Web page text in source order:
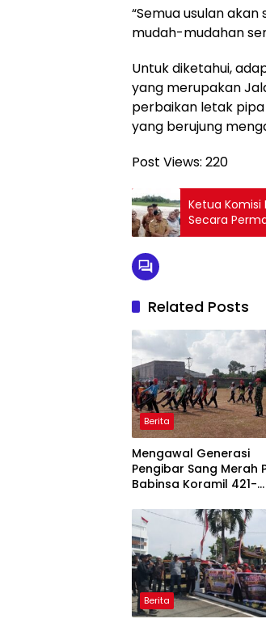
“Semua usulan
mudah-mudahan
Untuk diketahui,
yang merupakan
perbaikan letak pipa
yang berujung
Post Views: 220
Ketua Komisi III
Secara
Related Posts
Berita
Mengawal Generasi
Pengibar Sang Merah
Babinsa Koramil 421-
Paskibra di Dua
Jelang HUT RI ke-81
Berita